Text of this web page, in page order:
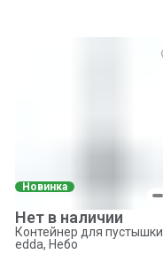
Новинка
Нет в наличии
Контейнер для пустышки
edda, Небо